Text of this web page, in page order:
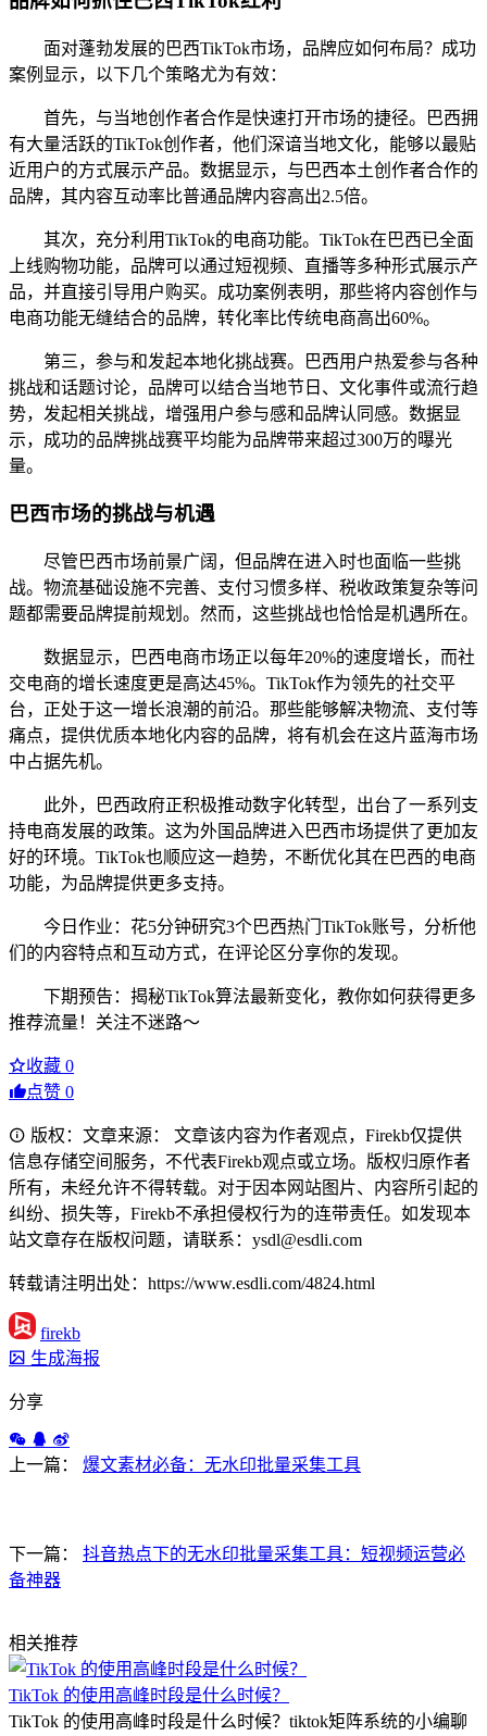
面对蓬勃发展的巴西TikTok市场，品牌应如何布局？成功
案例显示，以下几个策略尤为有效：
首先，与当地创作者合作是快速打开市场的捷径。巴西拥
有大量活跃的TikTok创作者，他们深谙当地文化，能够以最贴
近用户的方式展示产品。数据显示，与巴西本土创作者合作的
品牌，其内容互动率比普通品牌内容高出2.5倍。
其次，充分利用TikTok的电商功能。TikTok在巴西已全面
上线购物功能，品牌可以通过短视频、直播等多种形式展示产
品，并直接引导用户购买。成功案例表明，那些将内容创作与
电商功能无缝结合的品牌，转化率比传统电商高出60%。
第三，参与和发起本地化挑战赛。巴西用户热爱参与各种
挑战和话题讨论，品牌可以结合当地节日、文化事件或流行趋
势，发起相关挑战，增强用户参与感和品牌认同感。数据显
示，成功的品牌挑战赛平均能为品牌带来超过300万的曝光
量。
巴西市场的挑战与机遇
尽管巴西市场前景广阔，但品牌在进入时也面临一些挑
战。物流基础设施不完善、支付习惯多样、税收政策复杂等问
题都需要品牌提前规划。然而，这些挑战也恰恰是机遇所在。
数据显示，巴西电商市场正以每年20%的速度增长，而社
交电商的增长速度更是高达45%。TikTok作为领先的社交平
台，正处于这一增长浪潮的前沿。那些能够解决物流、支付等
痛点，提供优质本地化内容的品牌，将有机会在这片蓝海市场
中占据先机。
此外，巴西政府正积极推动数字化转型，出台了一系列支
持电商发展的政策。这为外国品牌进入巴西市场提供了更加友
好的环境。TikTok也顺应这一趋势，不断优化其在巴西的电商
功能，为品牌提供更多支持。
今日作业：花5分钟研究3个巴西热门TikTok账号，分析他
们的内容特点和互动方式，在评论区分享你的发现。
下期预告：揭秘TikTok算法最新变化，教你如何获得更多
推荐流量！关注不迷路～
收藏 0
点赞 0
版权：文章来源： 文章该内容为作者观点，Firekb仅提供
信息存储空间服务，不代表Firekb观点或立场。版权归原作者
所有，未经允许不得转载。对于因本网站图片、内容所引起的
纠纷、损失等，Firekb不承担侵权行为的连带责任。如发现本
站文章存在版权问题，请联系：ysdl@esdli.com
转载请注明出处：https://www.esdli.com/4824.html
firekb
生成海报
分享
上一篇： 爆文素材必备：无水印批量采集工具
下一篇：
抖音热点下的无水印批量采集工具：短视频运营必
备神器
相关推荐
TikTok 的使用高峰时段是什么时候？
TikTok 的使用高峰时段是什么时候？tiktok矩阵系统的小编聊